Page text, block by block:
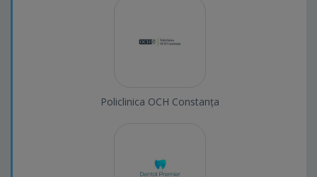
Policlinica OCH Constanța